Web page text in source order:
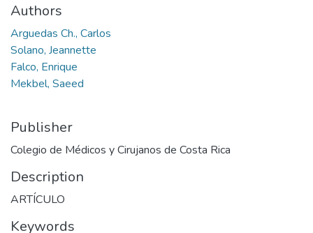
Authors
Arguedas Ch., Carlos
Solano, Jeannette
Falco, Enrique
Mekbel, Saeed
Publisher
Colegio de Médicos y Cirujanos de Costa Rica
Description
ARTÍCULO
Keywords